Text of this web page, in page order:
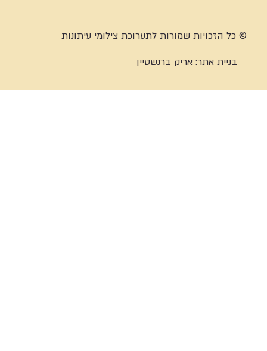
© כל הזכויות שמורות לתערוכת צילומי עיתונות
בניית אתר:אריק ברנשטיין